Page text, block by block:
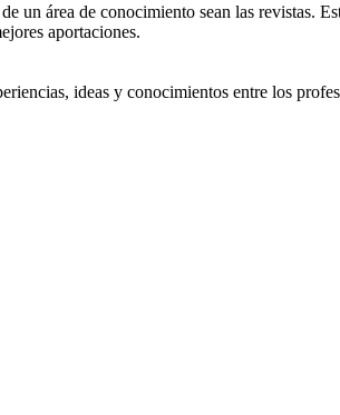
área de conocimiento sean las revistas.
aportaciones.
ideas y conocimientos entre los